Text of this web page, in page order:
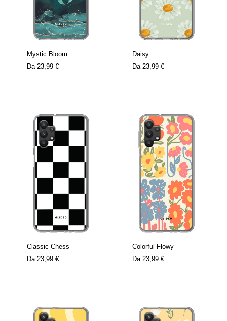
Mystic Bloom
Da 23,99 €
Daisy
Da 23,99 €
Classic Chess
Da 23,99 €
Colorful Flowy
Da 23,99 €